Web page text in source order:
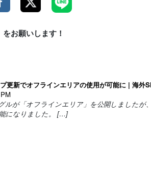
お願いします！
更新でオフラインエリアの使用が可能に | 海外
ルが「オフラインエリア」を公開しましたが
になりました。 […]